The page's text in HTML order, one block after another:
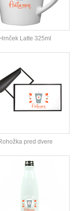
Hrnček Latte 325ml
pred dvere